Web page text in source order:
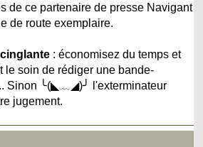
de ce partenaire de presse Navigant
de route exemplaire.
: économisez du temps et
le soin de rédiger une bande-
Sinon ╰(◣﹏◢)╯ l'exterminateur
jugement.